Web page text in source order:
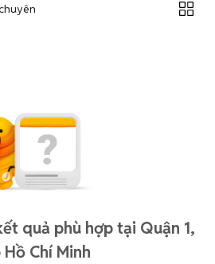
quả phù hợp tại Quận 1,
Hồ Chí Minh